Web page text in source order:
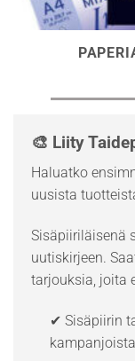
🎨 Liity
Haluatko
uusista
Sisäpiiriläisenä
uutiskirjeen.
tarjouksia, joita
✔ Sisäpiirin
kampanjoista